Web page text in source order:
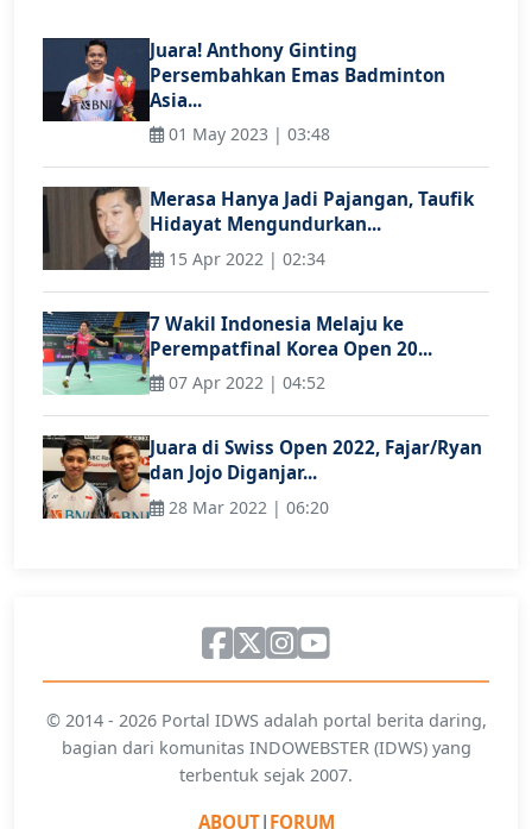
Juara! Anthony Ginting
Persembahkan Emas Badminton
Asia...
01 May 2023 | 03:48
Merasa Hanya Jadi Pajangan, Taufik
Hidayat Mengundurkan...
15 Apr 2022 | 02:34
7 Wakil Indonesia Melaju ke
Perempatfinal Korea Open 20...
07 Apr 2022 | 04:52
Juara di Swiss Open 2022, Fajar/Ryan
dan Jojo Diganjar...
28 Mar 2022 | 06:20
© 2014 - 2026 Portal IDWS adalah portal berita daring,
bagian dari komunitas INDOWEBSTER (IDWS) yang
terbentuk sejak 2007.
ABOUT| FORUM